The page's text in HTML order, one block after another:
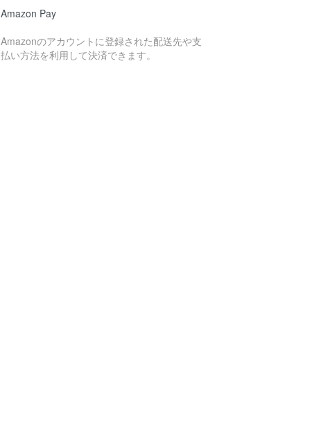
Amazon Pay
Amazonのアカウントに登録された配送先や支
払い方法を利用して決済できます。